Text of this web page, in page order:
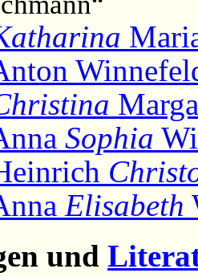
Sophia
Elisabeth
und